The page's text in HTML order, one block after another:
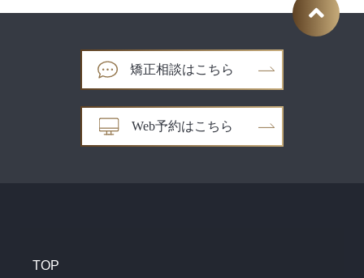
矯正相談はこちら
Web予約はこちら
TOP